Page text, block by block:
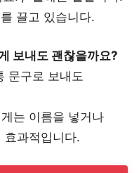
끌고 있습니다.
보내도 괜찮을까요?
문구로 보내도
는 이름을 넣거나
효과적입니다.